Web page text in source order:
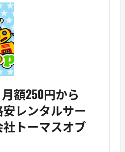
月額250円から
安レンタルサー
社トーマスオブ